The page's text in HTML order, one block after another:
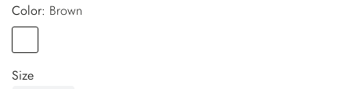
Color:
brown
Size